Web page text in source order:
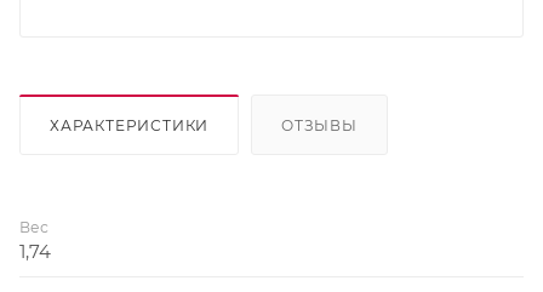
ХАРАКТЕРИСТИКИ ОТЗЫВЫ
Вес
1,74